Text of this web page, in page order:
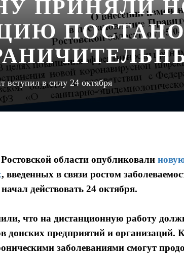
ПРИНЯЛИ
вступил в силу 24 октября
области опубликовали
, введенных в связи ростом
действовать 24 октября.
что на дистанционную работу
донских предприятий и организаций.
заболеваниями смогут